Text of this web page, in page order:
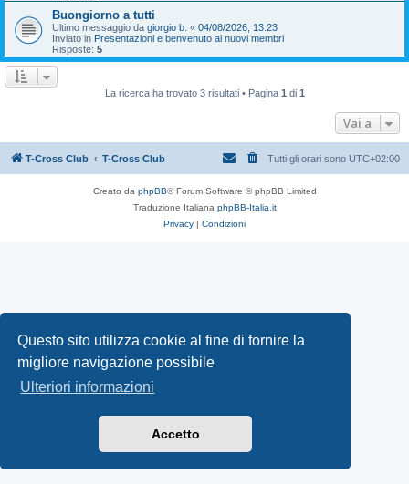
Questo sito utilizza cookie al fine di fornire la
migliore navigazione possibile
Ulteriori informazioni
Accetto
Buongiorno a tutti
Ultimo messaggio da giorgio b. « 04/08/2026, 13:23
Inviato in Presentazioni e benvenuto ai nuovi membri
Risposte: 5
La ricerca ha trovato 3 risultati • Pagina 1 di 1
Vai a
T-Cross Club T-Cross Club Tutti gli orari sono UTC+02:00
Creato da phpBB® Forum Software © phpBB Limited
Traduzione Italiana phpBB-Italia.it
Privacy | Condizioni